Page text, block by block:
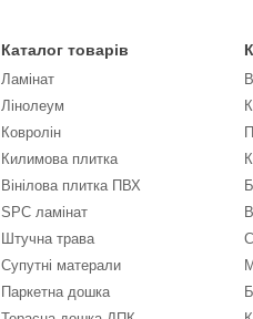
Каталог товарів
Ламінат
Лінолеум
Ковролін
Килимова плитка
Вінілова плитка ПВХ
SPC ламінат
Штучна трава
Супутні матерали
Паркетна дошка